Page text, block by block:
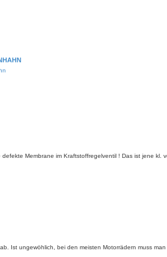
Membrane im Kraftstoffregelventil ! Das ist jene
Ist ungewöhlich, bei den meisten Motorrädern muss man